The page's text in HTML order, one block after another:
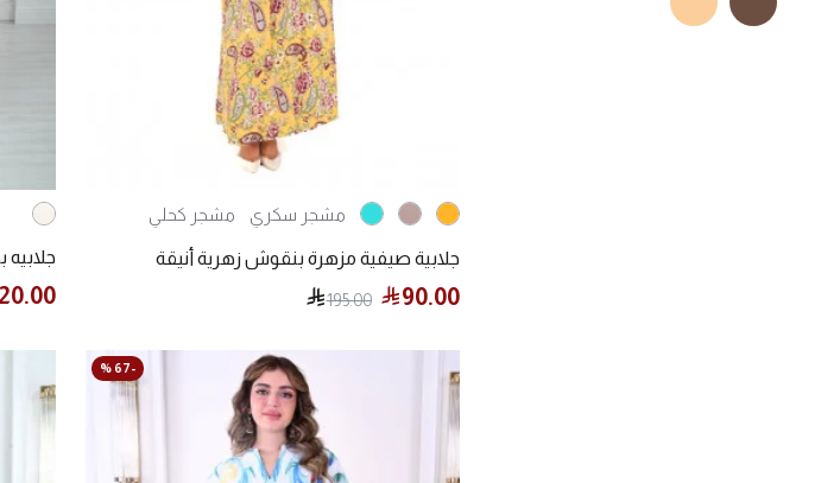
مشجر سكري مشجر كحلي
جلابية صيفية مزهرة بنقوش زهرية أنيقة
90.00
195.00
-67 %